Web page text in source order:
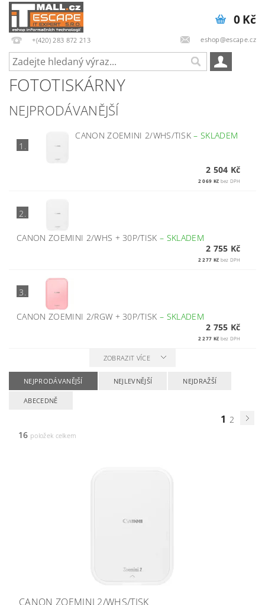
+(420) 283 872 213 eshop@escape.cz
0 Kč
FOTOTISKÁRNY
NEJPRODÁVANĚJŠÍ
1.
CANON ZOEMINI 2/WHS/TISK–SKLADEM
2 504 Kč
2 069 Kč bez DPH
2.
CANON ZOEMINI 2/WHS + 30P/TISK– SKLADEM
2 755 Kč
2 277 Kč bez DPH
3.
CANON ZOEMINI 2/RGW + 30P/TISK– SKLADEM
2 755 Kč
2 277 Kč bez DPH
ZOBRAZIT VÍCE
NEJPRODÁVANĚJŠÍ NEJLEVNĚJŠÍ NEJDRAŽŠÍ
ABECEDNĚ
1 2
16 položek celkem
CANON ZOEMINI 2/WHS/TISK